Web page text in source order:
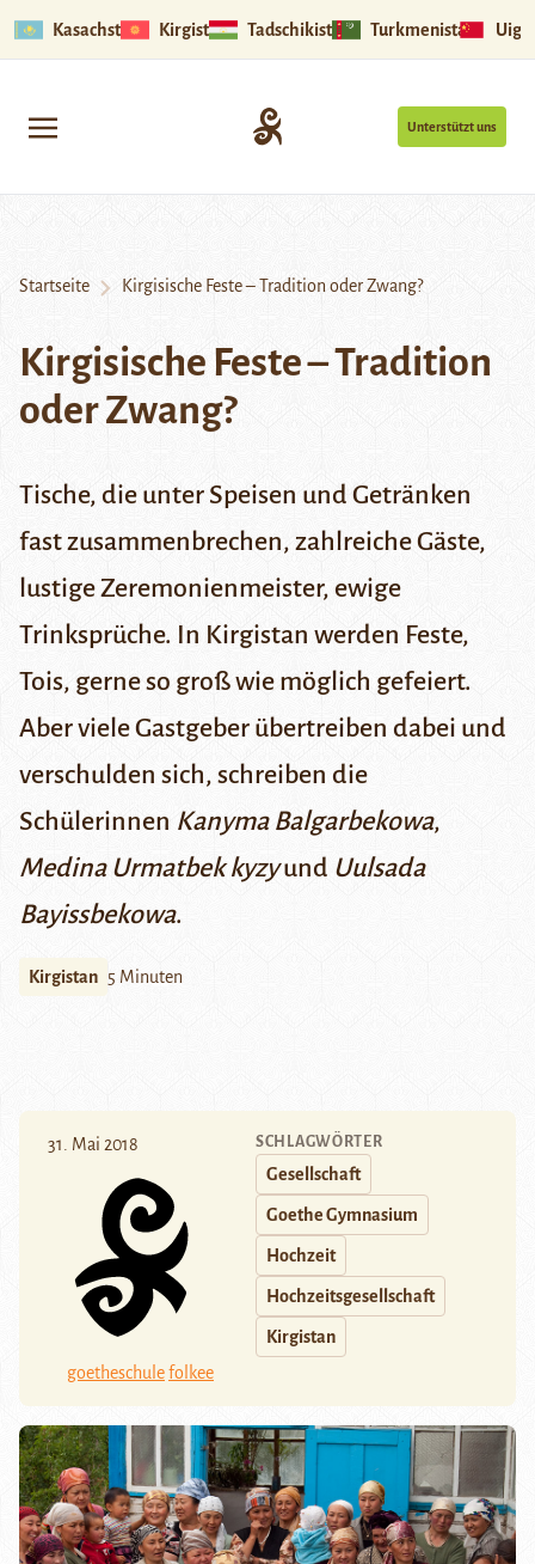
Kasachstan Kirgistan Tadschikistan Turkmenistan
Unterstützt uns
Startseite Kirgisische Feste – Tradition oder Zwang?
Kirgisische Feste – Tradition
oder Zwang?
Tische, die unter Speisen und Getränken
fast zusammenbrechen, zahlreiche Gäste,
lustige Zeremonienmeister, ewige
Trinksprüche. In Kirgistan werden Feste,
Tois, gerne so groß wie möglich gefeiert.
Aber viele Gastgeber übertreiben dabei und
verschulden sich, schreiben die
Schülerinnen Kanyma Balgarbekowa,
Medina Urmatbek kyzyund Uulsada
Bayissbekowa.
Kirgistan 5 Minuten
31. Mai 2018
goetheschulefolkee
SCHLAGWÖRTER
Gesellschaft
Goethe Gymnasium
Hochzeit
Hochzeitsgesellschaft
Kirgistan